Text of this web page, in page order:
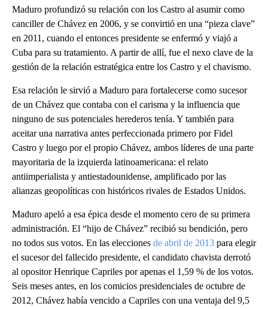
Maduro profundizó su relación con los Castro al asumir como
canciller de Chávez en 2006, y se convirtió en una “pieza clave”
en 2011, cuando el entonces presidente se enfermó y viajó a
Cuba para su tratamiento. A partir de allí, fue el nexo clave de la
gestión de la relación estratégica entre los Castro y el chavismo.
Esa relación le sirvió a Maduro para fortalecerse como sucesor
de un Chávez que contaba con el carisma y la influencia que
ninguno de sus potenciales herederos tenía. Y también para
aceitar una narrativa antes perfeccionada primero por Fidel
Castro y luego por el propio Chávez, ambos líderes de una parte
mayoritaria de la izquierda latinoamericana: el relato
antiimperialista y antiestadounidense, amplificado por las
alianzas geopolíticas con históricos rivales de Estados Unidos.
Maduro apeló a esa épica desde el momento cero de su primera
administración. El “hijo de Chávez” recibió su bendición, pero
no todos sus votos. En las elecciones de abril de 2013 para elegir
el sucesor del fallecido presidente, el candidato chavista derrotó
al opositor Henrique Capriles por apenas el 1,59 % de los votos.
Seis meses antes, en los comicios presidenciales de octubre de
2012, Chávez había vencido a Capriles con una ventaja del 9,5